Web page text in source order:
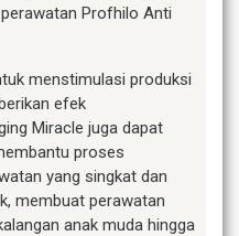
Profhilo Anti
menstimulasi produksi
efek
Miracle juga dapat
proses
yang singkat dan
membuat perawatan
anak muda hingga